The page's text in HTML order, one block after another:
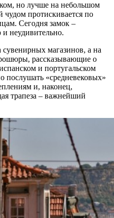
но лучше на небольшом
чудом протискивается по
Сегодня замок –
и неудивительно.
сувенирных магазинов, а на
рассказывающие о
и португальском
послушать «средневековых»
и, наконец,
трапеза – важнейший